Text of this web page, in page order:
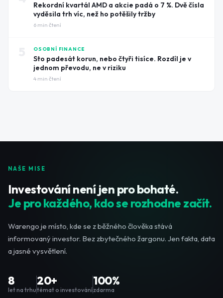
Rekordní kvartál AMD a akcie padá o 7 %. Dvě čísla
vyděsila trh víc, než ho potěšily tržby
6 min čtení
OSOBNÍ FINANCE
Sto padesát korun, nebo čtyři tisíce. Rozdíl je v
jednom převodu, ne v riziku
4 min čtení
NAŠE MISE
Investování není jen pro bohaté.
Je pro každého, kdo se rozhodne začít.
Warengo je místo, kde se z běžného člověka stává
informovaný investor. Bez zbytečného žargonu. Jen fakta, data
a jasné vysvětlení.
8
let na trhu
20+
témat o investování
100%
zdarma